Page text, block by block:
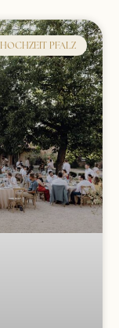
HOCHZEIT PFALZ